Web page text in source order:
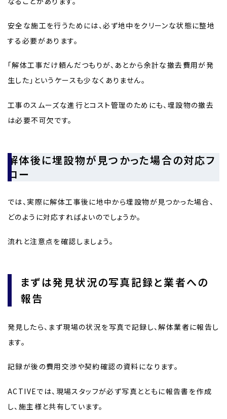
安全な施工を行うためには、必ず地中をクリーンな状態に整地
する必要があります。
「解体工事だけ頼んだつもりが、あとから余計な撤去費用が発
生した」というケースも少なくありません。
工事のスムーズな進行とコスト管理のためにも、埋設物の撤去
は必要不可欠です。
解体後に埋設物が見つかった場合の対応フ
ロー
では、実際に解体工事後に地中から埋設物が見つかった場合、
どのように対応すればよいのでしょうか。
流れと注意点を確認しましょう。
まずは発見状況の写真記録と業者への
報告
発見したら、まず現場の状況を写真で記録し、解体業者に報告し
ます。
記録が後の費用交渉や契約確認の資料になります。
ACTIVEでは、現場スタッフが必ず写真とともに報告書を作成
し、施主様と共有しています。